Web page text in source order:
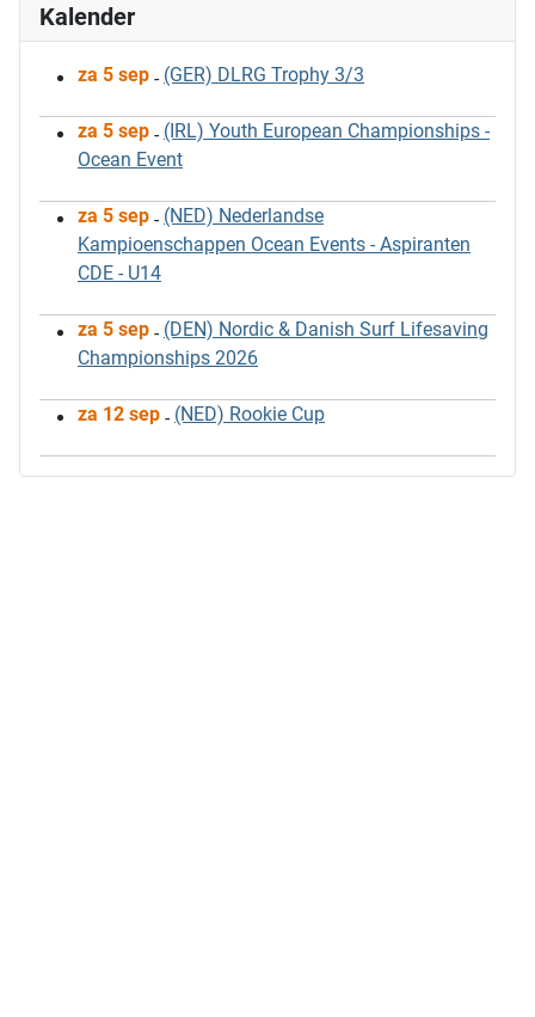
Kalender
za 5 sep - (GER) DLRG Trophy 3/3
za 5 sep - (IRL) Youth European Championships -
Ocean Event
za 5 sep - (NED) Nederlandse
Kampioenschappen Ocean Events - Aspiranten
CDE - U14
za 5 sep - (DEN) Nordic & Danish Surf Lifesaving
Championships 2026
za 12 sep - (NED) Rookie Cup